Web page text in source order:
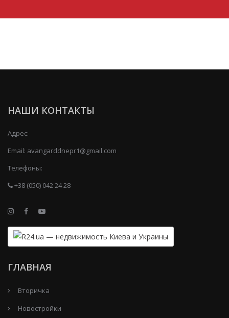
НАШИ КОНТАКТЫ
Адрес:
Email: avangarddnepr1@gmail.com
Телефоны:
+38 (050) 042 24 28
ГЛАВНАЯ
Вторичка
Новостройки